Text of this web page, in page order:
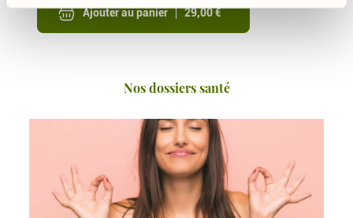
Ajouter au panier 29,00 €
Nos dossiers santé